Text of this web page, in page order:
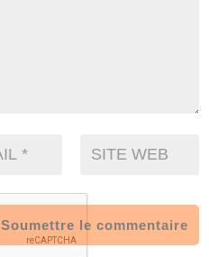
Soumettre le commentaire